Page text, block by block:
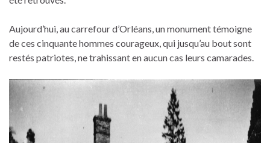
Aujourd’hui, au carrefour d’Orléans, un monument témoigne
de ces cinquante hommes courageux, qui jusqu’au bout sont
restés patriotes, ne trahissant en aucun cas leurs camarades.